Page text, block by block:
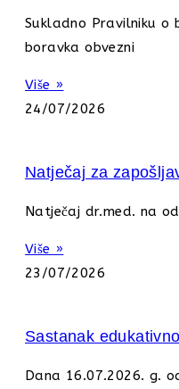
Sukladno Pravilniku
boravka obvezni
Više »
24/07/2026
Natječaj za
Natječaj dr.med. na
Više »
23/07/2026
Sastanak
Dana 16.07.2026. g.